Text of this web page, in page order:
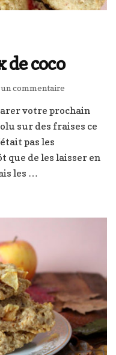
de coco
commentaire
fraises
noix
votre prochain
sur des fraises ce
pas les
que de les laisser en
les …